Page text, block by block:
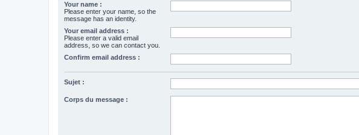
Your name :
Please enter your name, so the
message has an identity.
Your email address :
Please enter a valid email
address, so we can contact you.
Confirm email address :
Sujet :
Corps du message :